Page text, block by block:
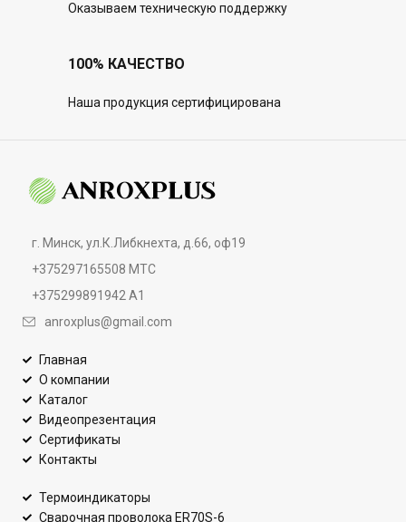
Оказываем техническую поддержку
100% КАЧЕСТВО
Наша продукция сертифицирована
г. Минск, ул.К.Либкнехта, д.66, оф19
+375297165508 МТС
+375299891942 А1
anroxplus@gmail.com
Главная
О компании
Каталог
Видеопрезентация
Сертификаты
Контакты
Термоиндикаторы
Сварочная проволока ER70S-6